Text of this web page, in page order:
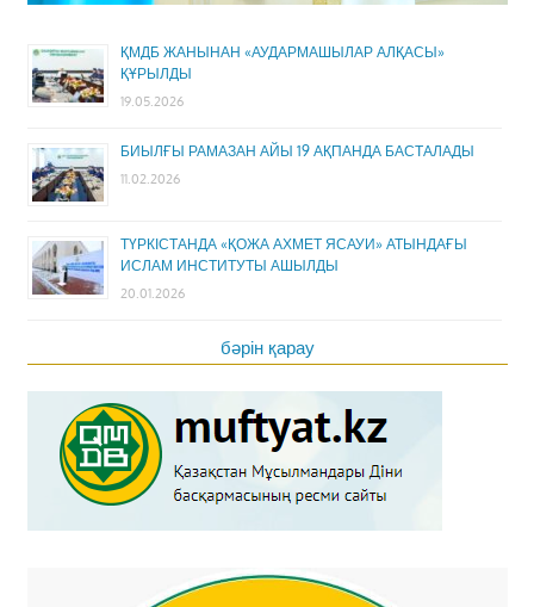
ҚМДБ ЖАНЫНАН «АУДАРМАШЫЛАР АЛҚАСЫ»
ҚҰРЫЛДЫ
19.05.2026
БИЫЛҒЫ РАМАЗАН АЙЫ 19 АҚПАНДА БАСТАЛАДЫ
11.02.2026
ТҮРКІСТАНДА «ҚОЖА АХМЕТ ЯСАУИ» АТЫНДАҒЫ
ИСЛАМ ИНСТИТУТЫ АШЫЛДЫ
20.01.2026
бәрін қарау